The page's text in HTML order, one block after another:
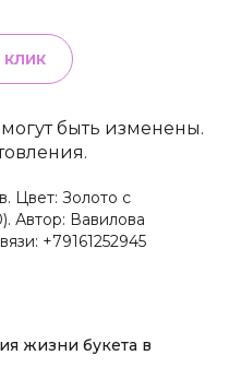
КЛИК
быть изменены.
Цвет: Золото с
Автор: Вавилова
+79161252945
жизни букета в